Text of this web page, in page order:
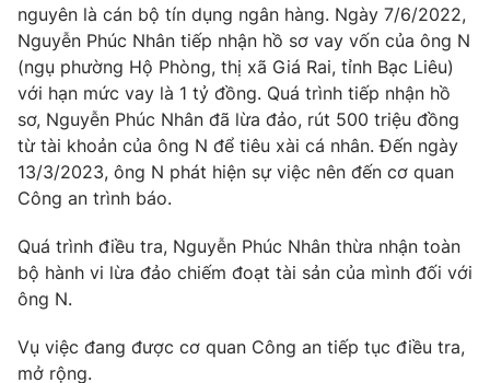
Thị trường
Tư vấn
Lịch phát sóng
Chuyên mục khác
Emagazine Podcast
Photo
Video Shorts video
nguyên là cán bộ tín dụng ngân hàng. Ngày 7/6/2022,
Nguyễn Phúc Nhân tiếp nhận hồ sơ vay vốn của ông N
(ngụ phường Hộ Phòng, thị xã Giá Rai, tỉnh Bạc Liêu)
với hạn mức vay là 1 tỷ đồng. Quá trình tiếp nhận hồ
sơ, Nguyễn Phúc Nhân đã lừa đảo, rút 500 triệu đồng
từ tài khoản của ông N để tiêu xài cá nhân. Đến ngày
13/3/2023, ông N phát hiện sự việc nên đến cơ quan
Công an trình báo.
Quá trình điều tra, Nguyễn Phúc Nhân thừa nhận toàn
bộ hành vi lừa đảo chiếm đoạt tài sản của mình đối với
ông N.
Vụ việc đang được cơ quan Công an tiếp tục điều tra,
mở rộng.